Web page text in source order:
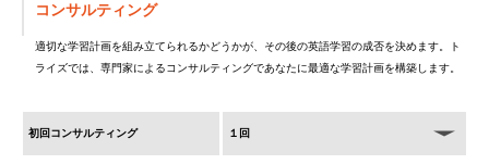
コンサルティング
適切な学習計画を組み立てられるかどうかが、その後の英語学習の成否を決めます。ト
ライズでは、専門家によるコンサルティングであなたに最適な学習計画を構築します。
初回コンサルティング １回